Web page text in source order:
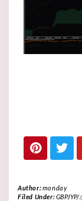
Author:monday
Filed Under: